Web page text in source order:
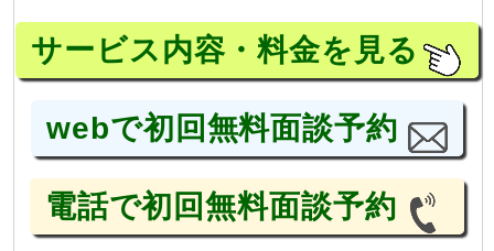
サービス内容・料金を見る
webで初回無料面談予約
電話で初回無料面談予約